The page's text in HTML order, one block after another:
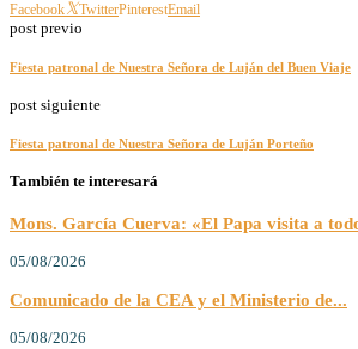
Facebook
TwitterPinterestEmail
post previo
Fiesta patronal de Nuestra Señora de Luján del Buen Viaje
post siguiente
Fiesta patronal de Nuestra Señora de Luján Porteño
También te interesará
Mons. García Cuerva: «El Papa visita a
05/08/2026
Comunicado de la CEA y el Ministerio de...
05/08/2026